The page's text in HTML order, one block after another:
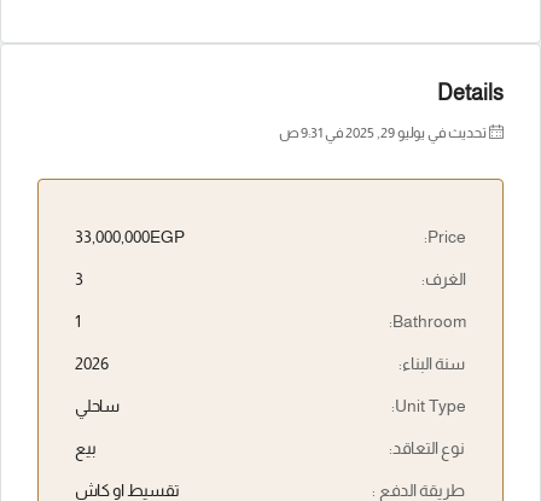
Details
تحديث في يوليو 29, 2025 في 9:31 ص
Price:
33,000,000EGP
الغرف: 3
Bathroom:
1
سنة البناء: 2026
Unit Type: ساحلي
نوع التعاقد: بيع
طريقة الدفع : تقسيط او كاش